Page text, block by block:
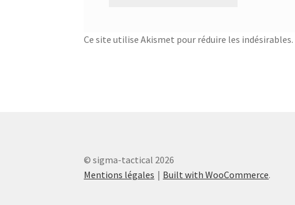
Ce site utilise Akismet pour réduire les indésirables.
© sigma-tactical 2026
Mentions légales
Built with WooCommerce.